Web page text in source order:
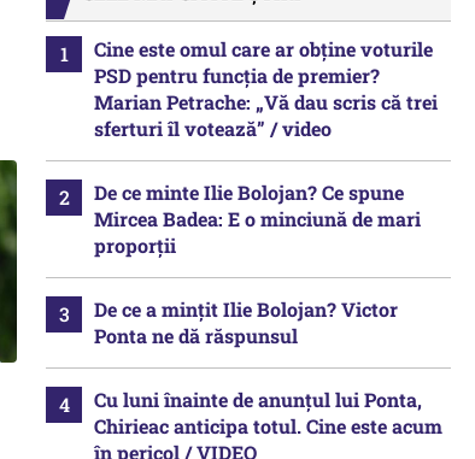
Cine este omul care ar obține voturile
PSD pentru funcția de premier?
Marian Petrache: „Vă dau scris că trei
sferturi îl votează” / video
De ce minte Ilie Bolojan? Ce spune
Mircea Badea: E o minciună de mari
proporții
De ce a mințit Ilie Bolojan? Victor
Ponta ne dă răspunsul
Cu luni înainte de anunțul lui Ponta,
Chirieac anticipa totul. Cine este acum
în pericol / VIDEO